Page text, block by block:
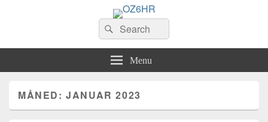
Search
for:
Søg
Menu
MÅNED:JANUAR 2023